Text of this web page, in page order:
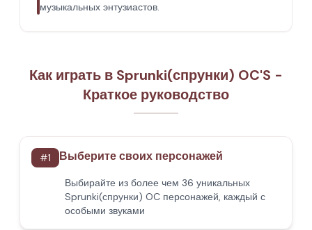
музыкальных энтузиастов.
Как играть в Sprunki(спрунки) OC'S -
Краткое руководство
#1 Выберите своих персонажей
Выбирайте из более чем 36 уникальных
Sprunki(спрунки) OC персонажей, каждый с
особыми звуками